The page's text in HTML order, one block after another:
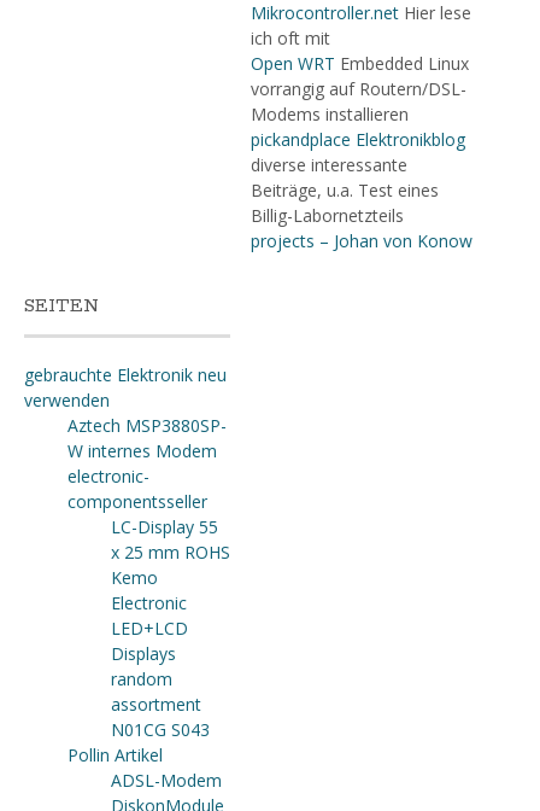
Mikrocontroller.netHier lese
ich oft mit
Open WRT Embedded Linux
vorrangig auf Routern/DSL-
Modems installieren
pickandplace Elektronikblog
diverse interessante
Beiträge, u.a. Test eines
Billig-Labornetzteils
projects – Johan von Konow
SEITEN
gebrauchte Elektronik neu
verwenden
Aztech MSP3880SP-
W internes Modem
electronic-
componentsseller
LC-Display 55
x 25 mm ROHS
Kemo
Electronic
LED+LCD
Displays
random
assortment
N01CG S043
Pollin Artikel
ADSL-Modem
DiskonModule